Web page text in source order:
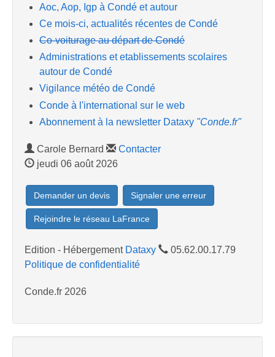
Aoc, Aop, Igp à Condé et autour
Ce mois-ci, actualités récentes de Condé
Co-voiturage au départ de Condé
Administrations et etablissements scolaires
autour de Condé
Vigilance météo de Condé
Conde à l'international sur le web
Abonnement à la newsletter Dataxy "Conde.fr"
Carole Bernard
Contacter
jeudi 06 août 2026
Demander un devis Signaler une erreur
Rejoindre le réseau LaFrance
Edition - Hébergement Dataxy
05.62.00.17.79
Politique de confidentialité
Conde.fr 2026